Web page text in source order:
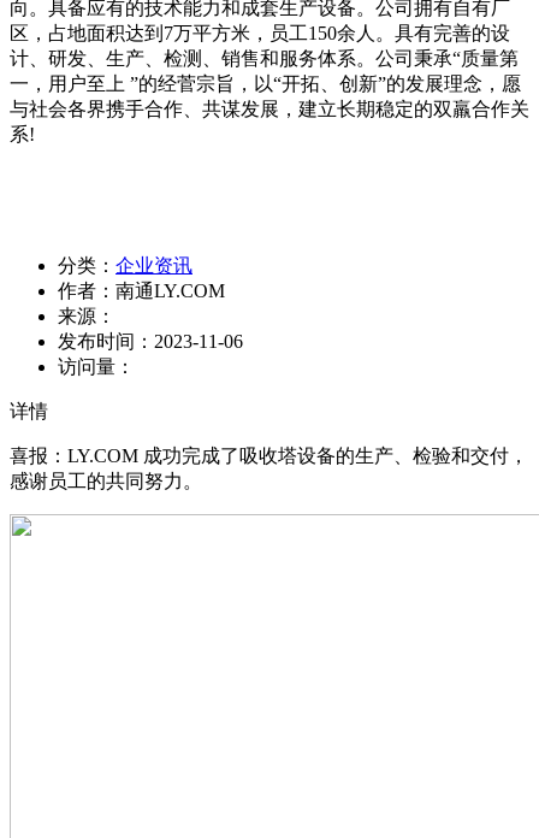
向。具备应有的技术能力和成套生产设备。公司拥有自有厂
区，占地面积达到7万平方米，员工150余人。具有完善的设
计、研发、生产、检测、销售和服务体系。公司秉承“质量第
一，用户至上 ”的经菅宗旨，以“开拓、创新”的发展理念，愿
与社会各界携手合作、共谋发展，建立长期稳定的双羸合作关
系!
分类： 企业资讯
作者： 南通LY.COM
来源：
发布时间： 2023-11-06
访问量：
详情
喜报：LY.COM 成功完成了吸收塔设备的生产、检验和交付，
感谢员工的共同努力。